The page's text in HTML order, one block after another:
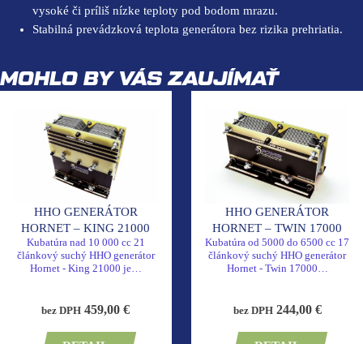
vysoké či príliš nízke teploty pod bodom mrazu.
Stabilná prevádzková teplota generátora bez rizika prehriatia.
MOHLO BY VÁS ZAUJÍMAŤ
HHO GENERÁTOR
HORNET – KING 21000
Kubatúra nad 10 000 cc 21
článkový suchý HHO generátor
Hornet - King 21000 je…
bez DPH 459,00 €
HHO GENERÁTOR
HORNET – TWIN 17000
Kubatúra od 5000 do 6500 cc 17
článkový suchý HHO generátor
Hornet - Twin 17000…
bez DPH244,00 €